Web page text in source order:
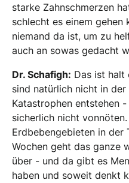
starke Zahnschmerzen
schlecht es einem gehen
niemand da ist, um zu
auch an sowas gedacht
Dr. Schafigh: Das ist halt
sind natürlich nicht in der
Katastrophen entstehen
sicherlich nicht
Erdbebengebieten in der
Wochen geht das ganze
über - und da gibt es
haben und soweit denkt